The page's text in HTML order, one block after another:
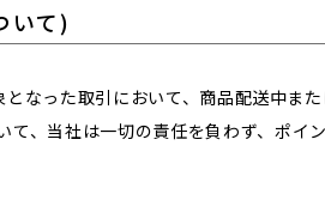
いて)
なった取引において、商品配送中ま
て、当社は一切の責任を負わず、ポイ